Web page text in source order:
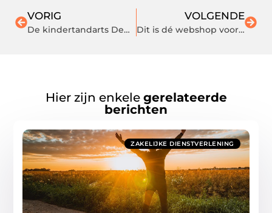
VORIG
De kindertandarts Den Haag: voor groot én klein
VOLGENDE
Dit is dé webshop voor milieuvriendelijke verf
Hier zijn enkele gerelateerde
berichten
ZAKELIJKE DIENSTVERLENING